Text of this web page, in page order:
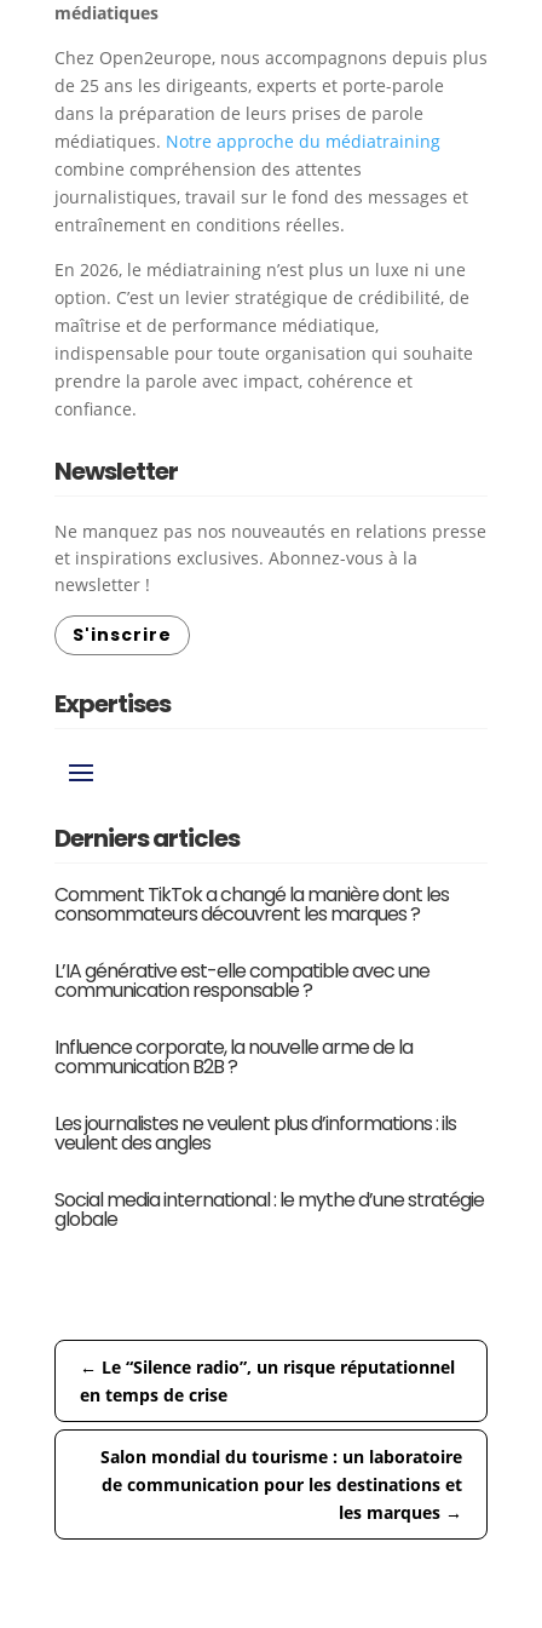
médiatiques
Chez Open2europe, nous accompagnons depuis plus
de 25 ans les dirigeants, experts et porte-parole
dans la préparation de leurs prises de parole
médiatiques. Notre approche du médiatraining
combine compréhension des attentes
journalistiques, travail sur le fond des messages et
entraînement en conditions réelles.
En 2026, le médiatraining n’est plus un luxe ni une
option. C’est un levier stratégique de crédibilité, de
maîtrise et de performance médiatique,
indispensable pour toute organisation qui souhaite
prendre la parole avec impact, cohérence et
confiance.
Newsletter
Ne manquez pas nos nouveautés en relations presse
et inspirations exclusives. Abonnez-vous à la
newsletter !
S'inscrire
Expertises
Derniers articles
Comment TikTok a changé la manière dont les
consommateurs découvrent les marques ?
L’IA générative est-elle compatible avec une
communication responsable ?
Influence corporate, la nouvelle arme de la
communication B2B ?
Les journalistes ne veulent plus d’informations : ils
veulent des angles
Social media international : le mythe d’une stratégie
globale
← Le “Silence radio”, un risque réputationnel
en temps de crise
Salon mondial du tourisme : un laboratoire
de communication pour les destinations et
les marques →